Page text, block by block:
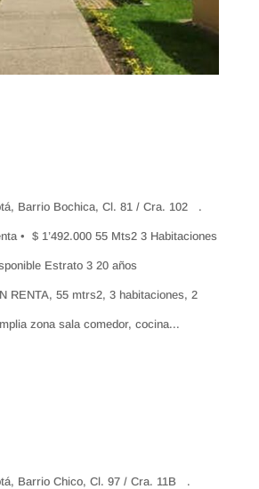
Barrio Bochica, Cl. 81 / Cra. 102 .
• $ 1’492.000 55 Mts2 3 Habitaciones
Estrato 3 20 años
RENTA, 55 mtrs2, 3 habitaciones, 2
zona sala comedor, cocina...
Barrio Chico, Cl. 97 / Cra. 11B .